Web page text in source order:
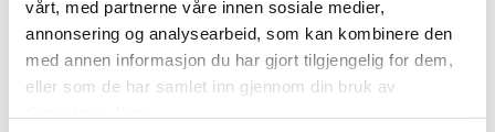
vårt, med partnerne våre innen sosiale medier,
annonsering og analysearbeid, som kan kombinere den
med annen informasjon du har gjort tilgjengelig for dem,
eller som de har samlet inn gjennom din bruk av